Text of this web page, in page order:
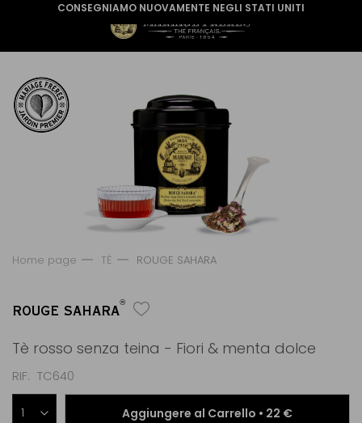
CONSEGNIAMO NUOVAMENTE NEGLI STATI UNITI
Home page TÈ ROUGE SAHARA
ROUGE SAHARA®
Tè rosso senza teina - Fiori & menta dolce
RIF TC640
Aggiungere al Carrello • 22 €